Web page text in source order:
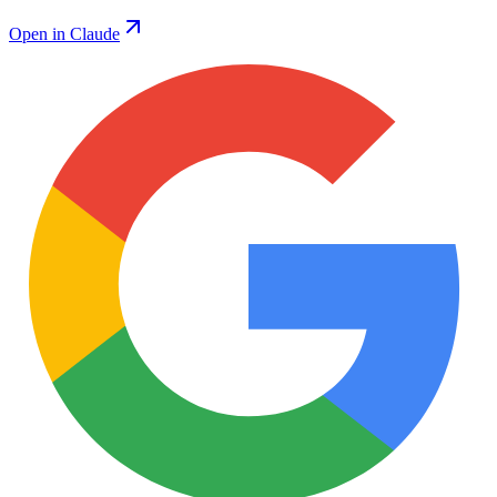
Open in Claude